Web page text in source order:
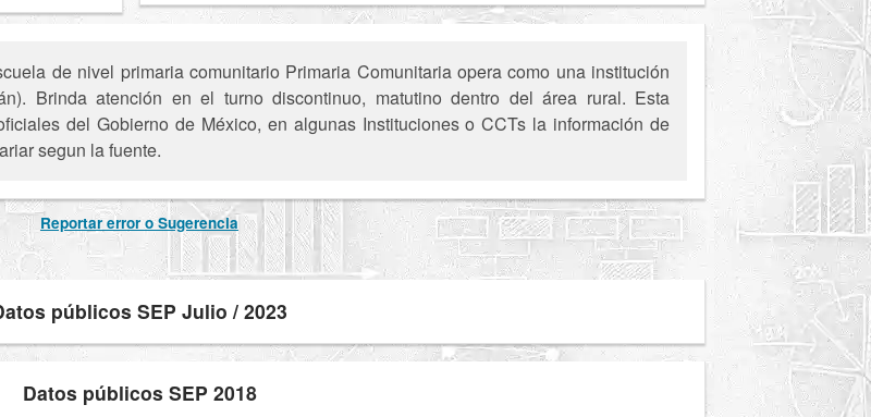
de nivel primaria comunitario Primaria Comunitaria opera como una institución
Brinda atención en el turno discontinuo, matutino dentro del área rural. Esta
del Gobierno de México, en algunas Instituciones o CCTs la información de
segun la fuente.
Reportar error o Sugerencia
públicos SEP Julio / 2023
Datos públicos SEP 2018